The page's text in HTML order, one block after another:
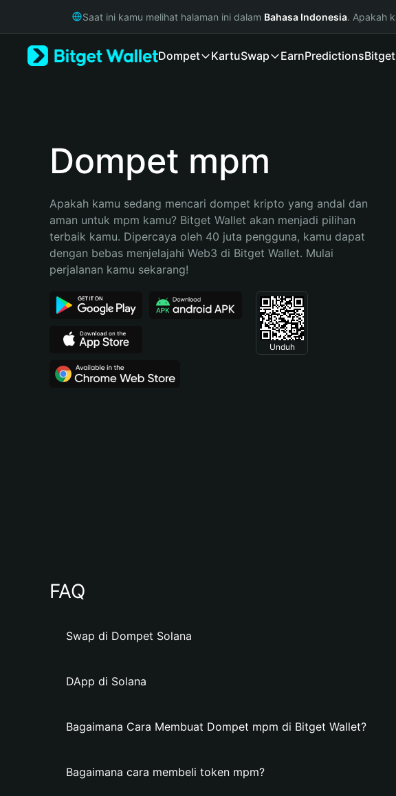
Русский
Bahasa Indonesia
Español (Argentina)
Saat ini kamu melihat halaman ini dalam Bahasa Indonesia. Apakah
Dompet KartuSwap EarnPredictions
Dompet mpm
Apakah kamu sedang mencari dompet kripto yang andal dan
aman untuk mpm kamu? Bitget Wallet akan menjadi pilihan
terbaik kamu. Dipercaya oleh 40 juta pengguna, kamu dapat
dengan bebas menjelajahi Web3 di Bitget Wallet. Mulai
perjalanan kamu sekarang!
Unduh
FAQ
Swap di Dompet Solana
DApp di Solana
Bagaimana Cara Membuat Dompet mpm di Bitget Wallet?
Bagaimana cara membeli token mpm?